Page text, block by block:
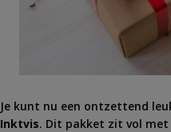
Je kunt nu een ontzettend
Inktvis. Dit pakket zit vol